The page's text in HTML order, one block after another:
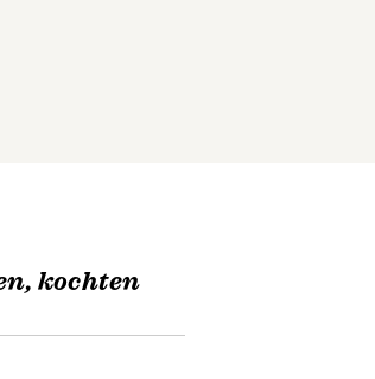
kochten